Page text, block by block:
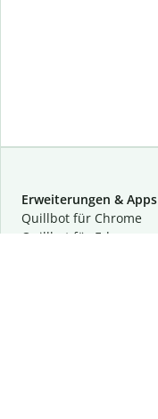
Erweiterungen & Apps
Quillbot für Chrome
Quillbot für Edge